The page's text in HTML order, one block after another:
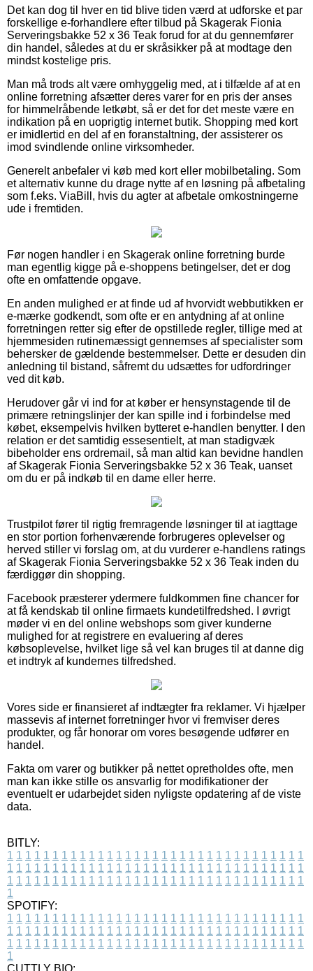
Det kan dog til hver en tid blive tiden værd at udforske et par
forskellige e-forhandlere efter tilbud på Skagerak Fionia
Serveringsbakke 52 x 36 Teak forud for at du gennemfører
din handel, således at du er skråsikker på at modtage den
mindst kostelige pris.
Man må trods alt være omhyggelig med, at i tilfælde af at en
online forretning afsætter deres varer for en pris der anses
for himmelråbende letkøbt, så er det for det meste være en
indikation på en uoprigtig internet butik. Shopping med kort
er imidlertid en del af en foranstaltning, der assisterer os
imod svindlende online virksomheder.
Generelt anbefaler vi køb med kort eller mobilbetaling. Som
et alternativ kunne du drage nytte af en løsning på afbetaling
som f.eks. ViaBill, hvis du agter at afbetale omkostningerne
ude i fremtiden.
Før nogen handler i en Skagerak online forretning burde
man egentlig kigge på e-shoppens betingelser, det er dog
ofte en omfattende opgave.
En anden mulighed er at finde ud af hvorvidt webbutikken er
e-mærke godkendt, som ofte er en antydning af at online
forretningen retter sig efter de opstillede regler, tillige med at
hjemmesiden rutinemæssigt gennemses af specialister som
behersker de gældende bestemmelser. Dette er desuden din
anledning til bistand, såfremt du udsættes for udfordringer
ved dit køb.
Herudover går vi ind for at køber er hensynstagende til de
primære retningslinjer der kan spille ind i forbindelse med
købet, eksempelvis hvilken bytteret e-handlen benytter. I den
relation er det samtidig essesentielt, at man stadigvæk
bibeholder ens ordremail, så man altid kan bevidne handlen
af Skagerak Fionia Serveringsbakke 52 x 36 Teak, uanset
om du er på indkøb til en dame eller herre.
Trustpilot fører til rigtig fremragende løsninger til at iagttage
en stor portion forhenværende forbrugeres oplevelser og
herved stiller vi forslag om, at du vurderer e-handlens ratings
af Skagerak Fionia Serveringsbakke 52 x 36 Teak inden du
færdiggør din shopping.
Facebook præsterer ydermere fuldkommen fine chancer for
at få kendskab til online firmaets kundetilfredshed. I øvrigt
møder vi en del online webshops som giver kunderne
mulighed for at registrere en evaluering af deres
købsoplevelse, hvilket lige så vel kan bruges til at danne dig
et indtryk af kundernes tilfredshed.
Vores side er finansieret af indtægter fra reklamer. Vi hjælper
massevis af internet forretninger hvor vi fremviser deres
produkter, og får honorar om vores besøgende udfører en
handel.
Fakta om varer og butikker på nettet opretholdes ofte, men
man kan ikke stille os ansvarlig for modifikationer der
eventuelt er udarbejdet siden nyligste opdatering af de viste
data.
BITLY:
1 1 1 1 1 1 1 1 1 1 1 1 1 1 1 1 1 1 1 1 1 1 1 1 1 1 1 1 1 1 1 1 1
1 1 1 1 1 1 1 1 1 1 1 1 1 1 1 1 1 1 1 1 1 1 1 1 1 1 1 1 1 1 1 1 1
1 1 1 1 1 1 1 1 1 1 1 1 1 1 1 1 1 1 1 1 1 1 1 1 1 1 1 1 1 1 1 1 1
1
SPOTIFY:
1 1 1 1 1 1 1 1 1 1 1 1 1 1 1 1 1 1 1 1 1 1 1 1 1 1 1 1 1 1 1 1 1
1 1 1 1 1 1 1 1 1 1 1 1 1 1 1 1 1 1 1 1 1 1 1 1 1 1 1 1 1 1 1 1 1
1 1 1 1 1 1 1 1 1 1 1 1 1 1 1 1 1 1 1 1 1 1 1 1 1 1 1 1 1 1 1 1 1
1
CUTTLY BIO: